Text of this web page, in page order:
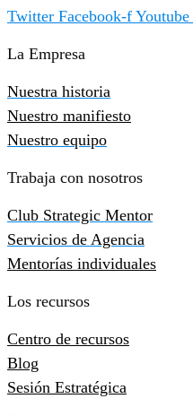
Twitter Facebook-f Youtube
La Empresa
Nuestra historia
Nuestro manifiesto
Nuestro equipo
Trabaja con nosotros
Club Strategic Mentor
Servicios de Agencia
Mentorías individuales
Los recursos
Centro de recursos
Blog
Sesión Estratégica